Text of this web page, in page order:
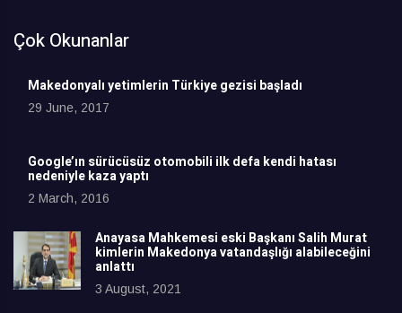
Çok Okunanlar
Makedonyalı yetimlerin Türkiye gezisi başladı
29 June, 2017
Google’ın sürücüsüz otomobili ilk defa kendi hatası
nedeniyle kaza yaptı
2 March, 2016
Anayasa Mahkemesi eski Başkanı Salih Murat
kimlerin Makedonya vatandaşlığı alabileceğini
anlattı
3 August, 2021